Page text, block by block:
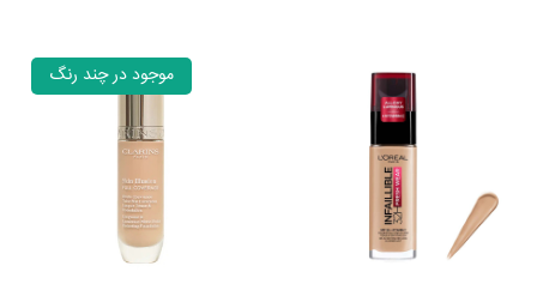
موجود در چند رنگ